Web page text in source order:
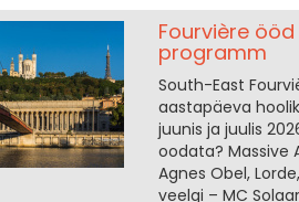
Fourvière ööd
programm
South-East
aastapäeva
juunis ja juulis
oodata? Massive
Agnes Obel,
veelgi – MC